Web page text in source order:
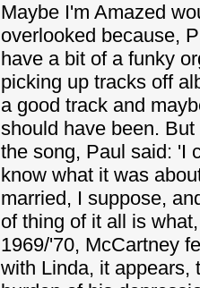
Maybe I'm Amazed
overlooked because,
have a bit of a funky
picking up tracks off
a good track and
should have been.
the song, Paul said: 'I
know what it was
married, I suppose,
of thing of it all is
1969/'70, McCartney
with Linda, it appears,